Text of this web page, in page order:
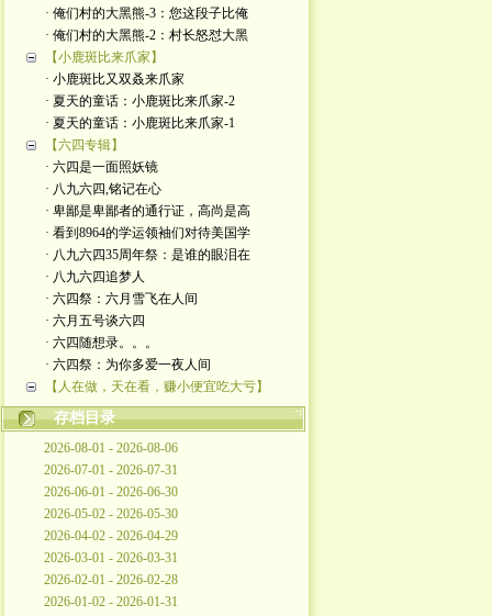
· 俺们村的大黑熊-3：您这段子比俺
· 俺们村的大黑熊-2：村长怒怼大黑
【小鹿斑比来爪家】
· 小鹿斑比又双叒来爪家
· 夏天的童话：小鹿斑比来爪家-2
· 夏天的童话：小鹿斑比来爪家-1
【六四专辑】
· 六四是一面照妖镜
· 八九六四,铭记在心
· 卑鄙是卑鄙者的通行证，高尚是高
· 看到8964的学运领袖们对待美国学
· 八九六四35周年祭：是谁的眼泪在
· 八九六四追梦人
· 六四祭：六月雪飞在人间
· 六月五号谈六四
· 六四随想录。。。
· 六四祭：为你多爱一夜人间
【人在做，天在看，赚小便宜吃大亏】
存档目录
2026-08-01 - 2026-08-06
2026-07-01 - 2026-07-31
2026-06-01 - 2026-06-30
2026-05-02 - 2026-05-30
2026-04-02 - 2026-04-29
2026-03-01 - 2026-03-31
2026-02-01 - 2026-02-28
2026-01-02 - 2026-01-31